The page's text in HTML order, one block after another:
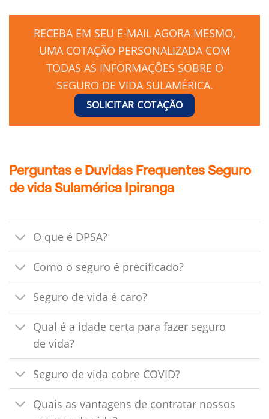
RECEBA EM SEU E-MAIL AGORA MESMO,
UMA COTAÇÃO PERSONALIZADA COM
TODAS AS INFORMAÇÕES SOBRE O
SEGURO DE VIDA SULAMÉRICA.
SOLICITAR COTAÇÃO
Perguntas e Duvidas Frequentes Seguro
de vida Sulamérica Ipiranga
O que é DPSA?
Como o seguro é precificado?
Seguro de vida é caro?
Qual é a idade certa para fazer seguro
de vida?
Seguro de vida cobre COVID?
Quais as vantagens de contratar nossos